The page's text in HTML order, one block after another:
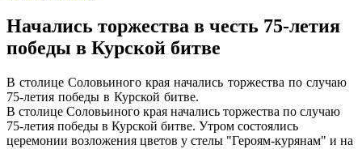
Начались торжества в честь 75-летия
победы в Курской битве
В столице Соловьиного края начались торжества по случаю
75-летия победы в Курской битве.
В столице Соловьиного края начались торжества по случаю
75-летия победы в Курской битве. Утром состоялись
церемонии возложения цветов у стелы "Героям-курянам" и на